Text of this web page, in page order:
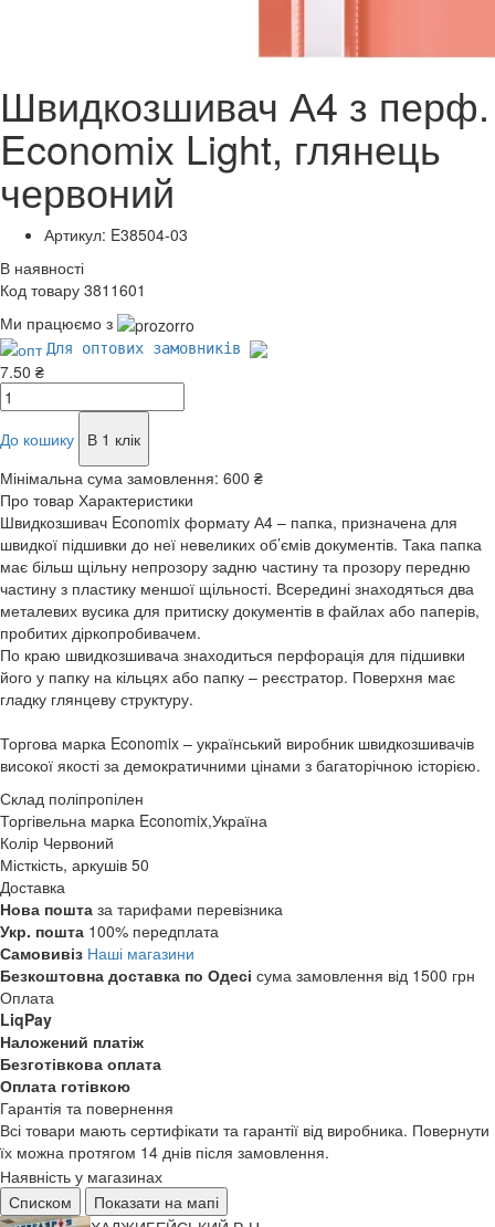
Швидкозшивач А4 з перф.
Economix Light, глянець
червоний
Артикул: E38504-03
В наявності
Код товару 3811601
Ми працюємо з
Для оптових замовників
7.50 ₴
До кошику
В 1 клік
Мінімальна сума замовлення: 600 ₴
Про товар Характеристики
Швидкозшивач Economix формату А4 – папка, призначена для
швидкої підшивки до неї невеликих об’ємів документів. Така папка
має більш щільну непрозору задню частину та прозору передню
частину з пластику меншої щільності. Всередині знаходяться два
металевих вусика для притиску документів в файлах або паперів,
пробитих діркопробивачем.
По краю швидкозшивача знаходиться перфорація для підшивки
його у папку на кільцях або папку – реєстратор. Поверхня має
гладку глянцеву структуру.
Торгова марка Economix – український виробник швидкозшивачів
високої якості за демократичними цінами з багаторічною історією.
Склад поліпропілен
Торгівельна марка Economix,Україна
Колір Червоний
Місткість, аркушів 50
Доставка
Нова пошта за тарифами перевізника
Укр. пошта 100% передплата
Самовивіз Наші магазини
Безкоштовна доставка по Одесі сума замовлення від 1500 грн
Оплата
LiqPay
Наложений платіж
Безготівкова оплата
Оплата готівкою
Гарантія та повернення
Всі товари мають сертифікати та гарантії від виробника. Повернути
їх можна протягом 14 днів після замовлення.
Наявність у магазинах
Списком
Показати на мапі